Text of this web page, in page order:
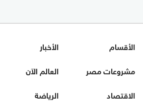
الأقسام
الأخبار
مشروعات مصر
العالم الآن
الاقتصاد
الرياضة